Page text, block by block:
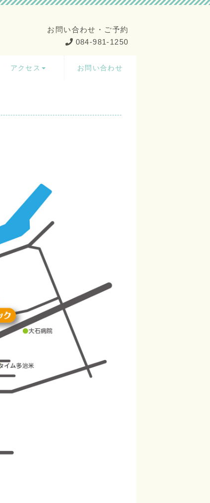
お問い合わせ・ご予約
084-981-1250
アクセス お問い合わせ